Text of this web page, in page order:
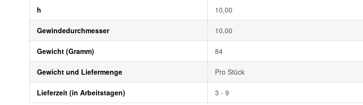
h 10,00
Gewindedurchmesser 10,00
Gewicht (Gramm) 84
Gewicht und Liefermenge Pro Stück
Lieferzeit (in Arbeitstagen) 3 - 9